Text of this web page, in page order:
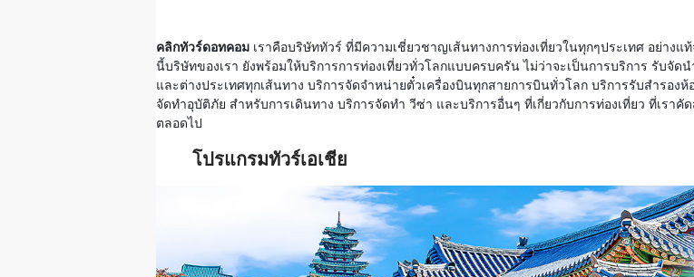
คลิกทัวร์ดอทคอม เราคือบริษัททัวร์ ที่มีความเชี่ยวชาญเส้นทางการท่องเที่ยวในทุกๆประเทศ อย่าง
นี้บริษัทของเรา ยังพร้อมให้บริการการท่องเที่ยวทั่วโลกแบบครบครัน ไม่ว่าจะเป็นการบริการ รับ
และต่างประเทศทุกเส้นทาง บริการจัดจำหน่ายตั๋วเครื่องบินทุกสายการบินทั่วโลก บริการรับสำรอง
จัดทำอุบัติภัย สำหรับการเดินทาง บริการจัดทำ วีซ่า และบริการอื่นๆ ที่เกี่ยวกับการท่องเที่ยว ที่เร
ตลอดไป
โปรแกรมทัวร์เอเชีย